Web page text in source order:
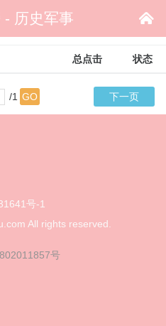

- 历史军事
总点击 状态
/1 GO 下一页
号-1
All rights reserved.
号